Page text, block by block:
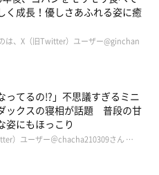
く成長！優しさあふれる姿に癒
は、X（旧Twitter）ユーザー@ginchan
ってるの!?」不思議すぎるミニ
ックスの寝相が話題 普段の甘
姿にもほっこり
）ユーザー＠chacha210309さん …